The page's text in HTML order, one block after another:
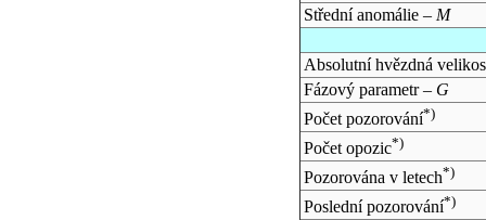
Střední anomálie – M
Absolutní hvězdná
Fázový parametr – G
Počet pozorování*)
Počet opozic*)
Pozorována v letech*)
Poslední pozorování*)